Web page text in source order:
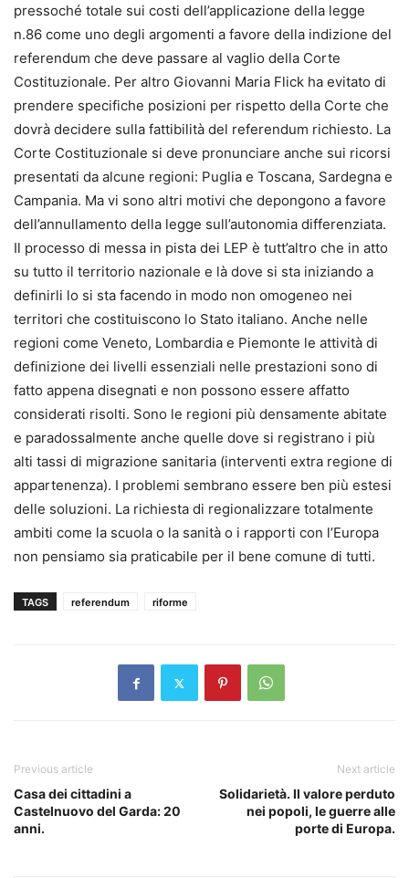
pressoché totale sui costi dell’applicazione della legge
n.86 come uno degli argomenti a favore della indizione del
referendum che deve passare al vaglio della Corte
Costituzionale. Per altro Giovanni Maria Flick ha evitato di
prendere specifiche posizioni per rispetto della Corte che
dovrà decidere sulla fattibilità del referendum richiesto. La
Corte Costituzionale si deve pronunciare anche sui ricorsi
presentati da alcune regioni: Puglia e Toscana, Sardegna e
Campania. Ma vi sono altri motivi che depongono a favore
dell’annullamento della legge sull’autonomia differenziata.
Il processo di messa in pista dei LEP è tutt’altro che in atto
su tutto il territorio nazionale e là dove si sta iniziando a
definirli lo si sta facendo in modo non omogeneo nei
territori che costituiscono lo Stato italiano. Anche nelle
regioni come Veneto, Lombardia e Piemonte le attività di
definizione dei livelli essenziali nelle prestazioni sono di
fatto appena disegnati e non possono essere affatto
considerati risolti. Sono le regioni più densamente abitate
e paradossalmente anche quelle dove si registrano i più
alti tassi di migrazione sanitaria (interventi extra regione di
appartenenza). I problemi sembrano essere ben più estesi
delle soluzioni. La richiesta di regionalizzare totalmente
ambiti come la scuola o la sanità o i rapporti con l’Europa
non pensiamo sia praticabile per il bene comune di tutti.
TAGS referendum riforme
Previous article
Casa dei cittadini a
Castelnuovo del Garda: 20
anni.
Next article
Solidarietà. Il valore perduto
nei popoli, le guerre alle
porte di Europa.